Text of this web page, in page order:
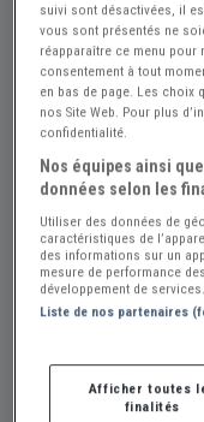
Echappement
coupé /
Créer une alerte
1 850 €
Les belles
Aube (10) -
Voir le
Envoyer
suivi sont désactivées, il
vous sont présentés ne
réapparaître ce menu
consentement à tout
en bas de page. Les choix
nos Site Web. Pour plus
confidentialité.
Nos équipes ainsi
données selon les
Utiliser des données de
caractéristiques de
des informations sur un
mesure de performance
développement de services.
Liste de nos partenaires
Afficher toutes
finalités